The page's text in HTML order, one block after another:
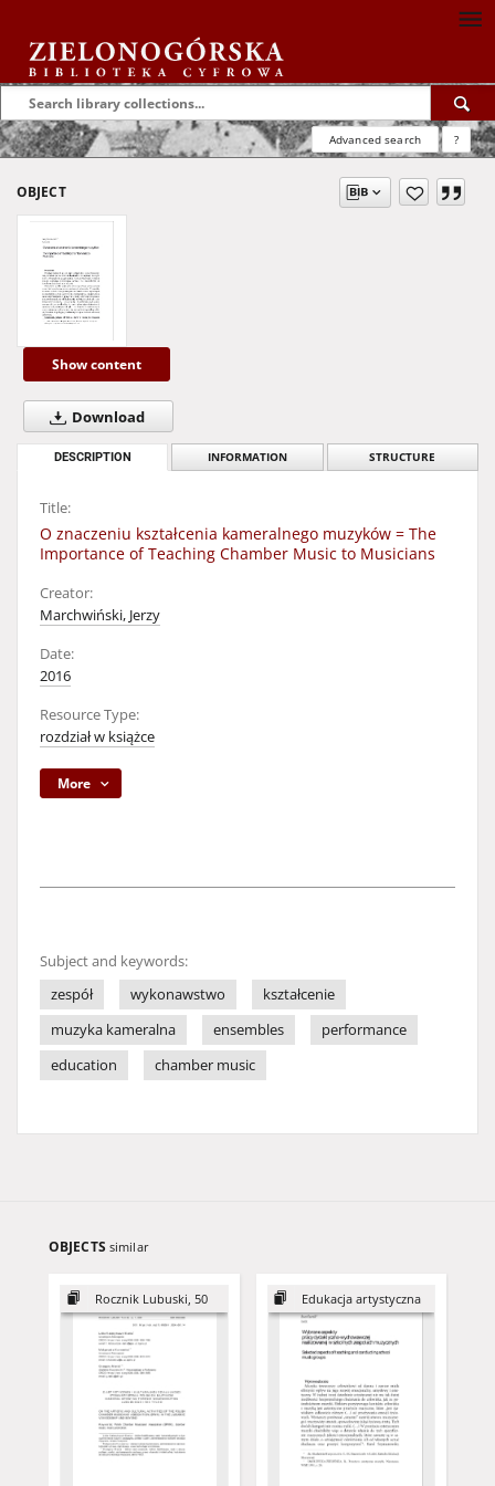
Advanced search ?
OBJECT
Show content
Download
DESCRIPTION INFORMATION STRUCTURE
Title:
O znaczeniu kształcenia kameralnego muzyków = The
Importance of Teaching Chamber Music to Musicians
Creator:
Marchwiński, Jerzy
Date:
2016
Resource Type:
rozdział w książce
More
Subject and keywords:
zespół
wykonawstwo
kształcenie
muzyka kameralna
ensembles
performance
education
chamber music
OBJECTS similar
Rocznik Lubuski, 50 Edukacja artystyczna